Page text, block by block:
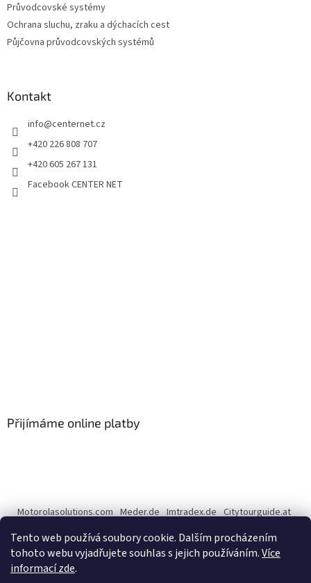
Tento web používá soubory cookie. Dalším procházením
tohoto webu vyjadřujete souhlas s jejich používáním.Více
informací zde.
Průvodcovské systémy
Ochrana sluchu, zraku a dýchacích cest
Půjčovna průvodcovských systémů
Kontakt
info@centernet.cz
+420 226 808 707
+420 605 267 131
Facebook CENTER NET
Přijímáme online platby
Motorolasolutions.com Meder.de Imtradex.de Citytourguide.at